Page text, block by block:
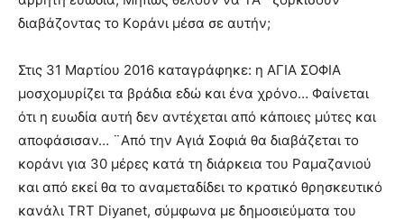
διαβάζοντας το Kοράνι μέσα σε αυτήν;
Στις 31 Μαρτίου 2016 καταγράφηκε: η ΑΓΙΑ ΣΟΦΙΑ
μοσχομυρίζει τα βράδια εδώ και ένα χρόνο… Φαίνεται
ότι η ευωδία αυτή δεν αντέχεται από κάποιες μύτες και
αποφάσισαν… ¨Από την Αγιά Σοφιά θα διαβάζεται το
κοράνι για 30 μέρες κατά τη διάρκεια του Ραμαζανιού
και από εκεί θα το αναμεταδίδει το κρατικό θρησκευτικό
κανάλι TRT Diyanet, σύμφωνα με δημοσιεύματα του